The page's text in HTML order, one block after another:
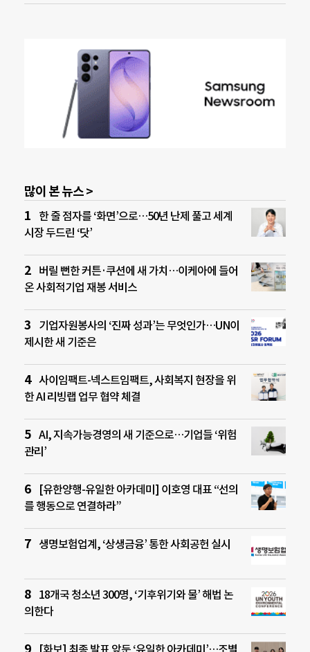
많이 본 뉴스 >
한 줄 점자를 ‘화면’으로…50년 난제 풀고 세계
시장 두드린 ‘닷’
버릴 뻔한 커튼·쿠션에 새 가치…이케아에 들어
온 사회적기업 재봉 서비스
기업자원봉사의 ‘진짜 성과’는 무엇인가…UN이
제시한 새 기준은
사이임팩트-넥스트임팩트, 사회복지 현장을 위
한 AI 리빙랩 업무 협약 체결
AI, 지속가능경영의 새 기준으로…기업들 ‘위험
관리’
[유한양행-유일한 아카데미] 이호영 대표 “선의
를 행동으로 연결하라”
생명보험업계, ‘상생금융’ 통한 사회공헌 실시
18개국 청소년 300명, ‘기후위기와 물’ 해법 논
의한다